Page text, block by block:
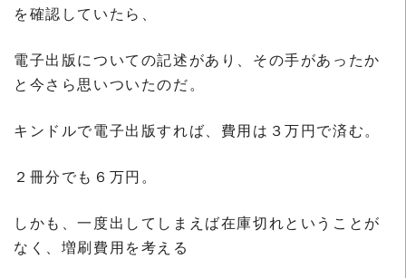
を確認していたら、
電子出版についての記述があり、その手があったか
と今さら思いついたのだ。
キンドルで電子出版すれば、費用は３万円で済む。
２冊分でも６万円。
しかも、一度出してしまえば在庫切れということが
なく、増刷費用を考える